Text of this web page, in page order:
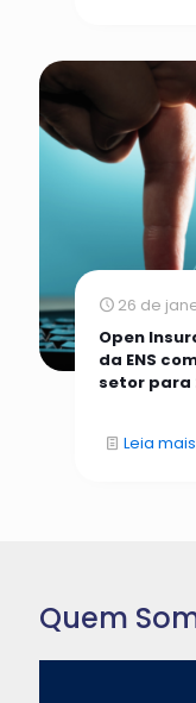
26 de
Open
da ENS
setor para
Leia mais
Quem